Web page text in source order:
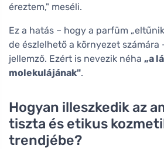
éreztem," meséli.
Ez a hatás – hogy a parfüm
de észlelhető a környezet számára
jellemző. Ezért is nevezik néha „a
molekulájának".
Hogyan illeszkedik az
tiszta és etikus
trendjébe?